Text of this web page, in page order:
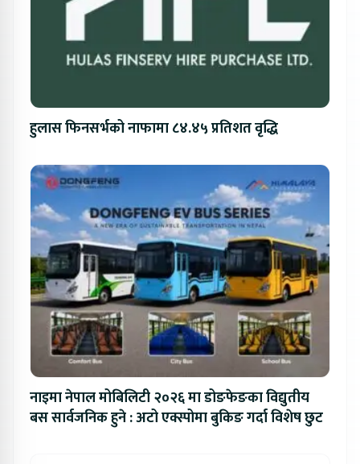
हुलास फिनसर्भको नाफामा ८४.४५ प्रतिशत वृद्धि
नाइमा नेपाल मोबिलिटी २०२६ मा डोङफेङका विद्युतीय
बस सार्वजनिक हुने : अटो एक्स्पोमा बुकिङ गर्दा विशेष छुट